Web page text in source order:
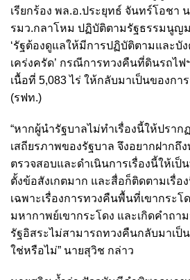
เรียกร้อง พล.อ.ประยุทธ์ จันทร์โอชา
รมว.กลาโหม ปฏิบัติตามรัฐธรรมนูญ
‘รัฐต้องดูแลให้มีการปฏิบัติตามและบั
เคร่งครัด’ กรณีการทวงคืนที่ดินรถไฟ
เนื้อที่ 5,083 ไร่ ให้กลับมาเป็นของกา
(รฟท.)
“หากผู้นำรัฐบาลไม่ทำเรื่องนี้ให้ปรา
เสถียรภาพของรัฐบาล จึงอยากฝากถึ
ตรวจสอบและดำเนินการเรื่องนี้ให้เป็
ตั้งข้อสังเกตมาก และสื่อก็ติดตามเรื่อ
เฉพาะเรื่องการทวงคืนพื้นที่เขากระโ
มหากาพย์เขากระโดง และเกิดคำถา
รัฐอิสระไม่สามารถทวงคืนกลับมาเป็
ใช่หรือไม่” นายสุวิช กล่าว